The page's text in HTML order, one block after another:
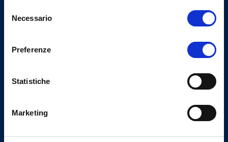
delNecessario
Preferenze
Statistiche
Marketing
Email Segreteria
info@omceovarese.it
protocollo@pec.omceovarese.it